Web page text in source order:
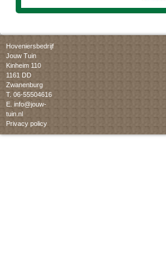
Hoveniersbedrijf
Jouw Tuin
Kinheim 110
1161 DD
Zwanenburg
T. 06-55504616
E. info@jouw-
tuin.nl
Privacy policy